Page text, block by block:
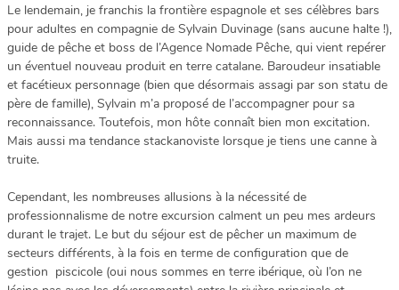
Le lendemain, je franchis la frontière espagnole et ses célèbres bars
pour adultes en compagnie de Sylvain Duvinage (sans aucune halte !),
guide de pêche et boss de l’Agence Nomade Pêche, qui vient repérer
un éventuel nouveau produit en terre catalane. Baroudeur insatiable
et facétieux personnage (bien que désormais assagi par son statu de
père de famille), Sylvain m’a proposé de l’accompagner pour sa
reconnaissance. Toutefois, mon hôte connaît bien mon excitation.
Mais aussi ma tendance stackanoviste lorsque je tiens une canne à
truite.
Cependant, les nombreuses allusions à la nécessité de
professionnalisme de notre excursion calment un peu mes ardeurs
durant le trajet. Le but du séjour est de pêcher un maximum de
secteurs différents, à la fois en terme de configuration que de
gestion piscicole (oui nous sommes en terre ibérique, où l’on ne